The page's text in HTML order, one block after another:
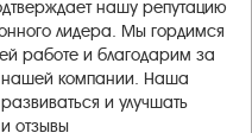
нашу репутацию
лидера. Мы гордимся
работе и благодарим за
нашей компании. Наша
и улучшать
отзывы